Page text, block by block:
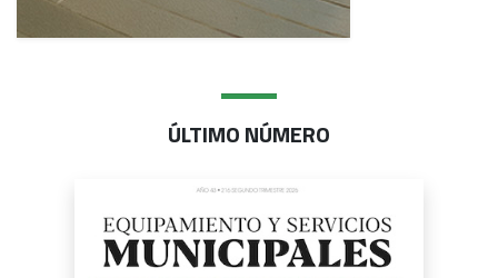
ÚLTIMO NÚMERO